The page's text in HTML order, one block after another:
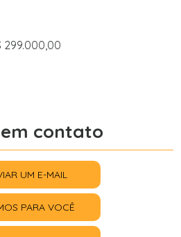
299.000,00
contato
UM E-MAIL
PARA VOCÊ